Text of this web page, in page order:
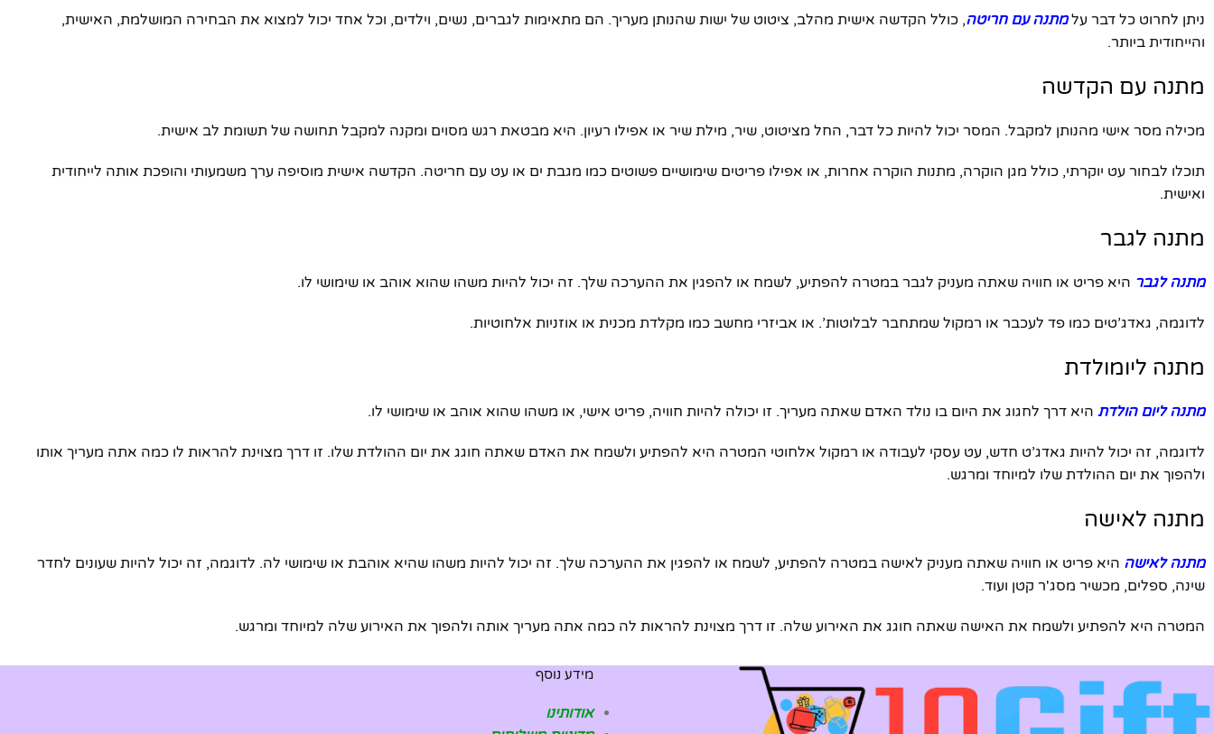
ניתן לחרוט כל דבר עלמתנה עם חריטה, כולל הקדשה אישית מהלב, ציטוט של ישות שהנותן מעריך. הם מתאימות לגברים, נשים, וילדים, וכל אחד יכול למצוא את הבחירה המושלמת, האישית,
והייחודית ביותר.
מתנה עם הקדשה
מכילה מסר אישי מהנותן למקבל. המסר יכול להיות כל דבר, החל מציטוט, שיר, מילת שיר או אפילו רעיון. היא מבטאת רגש מסוים ומקנה למקבל תחושה של תשומת לב אישית.
תוכלו לבחור עט יוקרתי, כולל מגן הוקרה, מתנות הוקרה אחרות, או אפילו פריטים שימושיים פשוטים כמו מגבת ים או עט עם חריטה. הקדשה אישית מוסיפה ערך משמעותי והופכת אותה לייחודית
ואישית.
מתנה לגבר
מתנה לגבר היא פריט או חוויה שאתה מעניק לגבר במטרה להפתיע, לשמח או להפגין את ההערכה שלך. זה יכול להיות משהו שהוא אוהב או שימושי לו.
לדוגמה, גאדג’טים כמו פד לעכבר או רמקול שמתחבר לבלוטות’. או אביזרי מחשב כמו מקלדת מכנית או אוזניות אלחוטיות.
מתנה ליומולדת
מתנה ליום הולדת היא דרך לחגוג את היום בו נולד האדם שאתה מעריך. זו יכולה להיות חוויה, פריט אישי, או משהו שהוא אוהב או שימושי לו.
לדוגמה, זה יכול להיות גאדג’ט חדש, עט עסקי לעבודה או רמקול אלחוטי המטרה היא להפתיע ולשמח את האדם שאתה חוגג את יום ההולדת שלו. זו דרך מצוינת להראות לו כמה אתה מעריך אותו
ולהפוך את יום ההולדת שלו למיוחד ומרגש.
מתנה לאישה
מתנה לאישה היא פריט או חוויה שאתה מעניק לאישה במטרה להפתיע, לשמח או להפגין את ההערכה שלך. זה יכול להיות משהו שהיא אוהבת או שימושי לה. לדוגמה, זה יכול להיות שעונים לחדר
שינה, ספלים, מכשיר מסג'ר קטן ועוד.
המטרה היא להפתיע ולשמח את האישה שאתה חוגג את האירוע שלה. זו דרך מצוינת להראות לה כמה אתה מעריך אותה ולהפוך את האירוע שלה למיוחד ומרגש.
מידע נוסף
אודותינו